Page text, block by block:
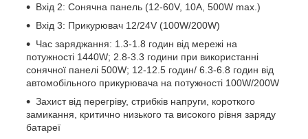
Вхід 2: Сонячна панель (12-60V, 10A, 500W max.)
Вхід 3: Прикурювач 12/24V (100W/200W)
Час заряджання: 1.3-1.8 годин від мережі на
потужності 1440W; 2.8-3.3 години при використанні
сонячної панелі 500W; 12-12.5 годин/ 6.3-6.8 годин від
автомобільного прикурювача на потужності 100W/200W
Захист від перегріву, стрибків напруги, короткого
замикання, критично низького та високого рівня заряду
батареї